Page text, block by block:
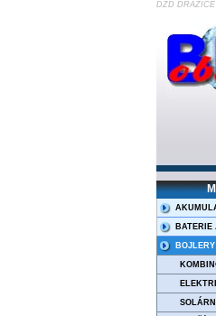
DZD
BATERIE
BOJLERY
SOLÁRNÍ